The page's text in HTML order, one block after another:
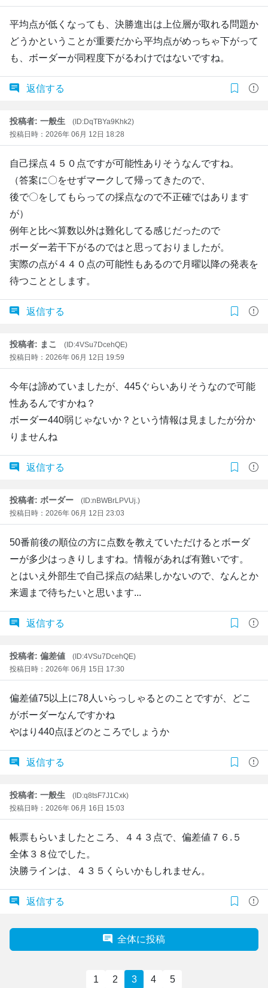
平均点が低くなっても、決勝進出は上位層が取れる問題か
どうかということが重要だから平均点がめっちゃ下がって
も、ボーダーが同程度下がるわけではないですね。
返信する
投稿者: 一般生
(ID:DqTBYa9Khk2)
投稿日時：2026年 06月 12日 18:28
自己採点４５０点ですが可能性ありそうなんですね。
（答案に〇をせずマークして帰ってきたので、
後で〇をしてもらっての採点なので不正確ではあります
が）
例年と比べ算数以外は難化してる感じだったので
ボーダー若干下がるのではと思っておりましたが。
実際の点が４４０点の可能性もあるので月曜以降の発表を
待つこととします。
返信する
投稿者: まこ
(ID:4VSu7DcehQE)
投稿日時：2026年 06月 12日 19:59
今年は諦めていましたが、445ぐらいありそうなので可能
性あるんですかね？
ボーダー440弱じゃないか？という情報は見ましたが分か
りませんね
返信する
投稿者: ボーダー
(ID:nBWBrLPVUj.)
投稿日時：2026年 06月 12日 23:03
50番前後の順位の方に点数を教えていただけるとボーダ
ーが多少はっきりしますね。情報があれば有難いです。
とはいえ外部生で自己採点の結果しかないので、なんとか
来週まで待ちたいと思います...
返信する
投稿者: 偏差値
(ID:4VSu7DcehQE)
投稿日時：2026年 06月 15日 17:30
偏差値75以上に78人いらっしゃるとのことですが、どこ
がボーダーなんですかね
やはり440点ほどのところでしょうか
返信する
投稿者: 一般生
(ID:q8tsF7J1Cxk)
投稿日時：2026年 06月 16日 15:03
帳票もらいましたところ、４４３点で、偏差値７６.５
全体３８位でした。
決勝ラインは、４３５くらいかもしれません。
返信する
全体に投稿
1 2 3 4 5